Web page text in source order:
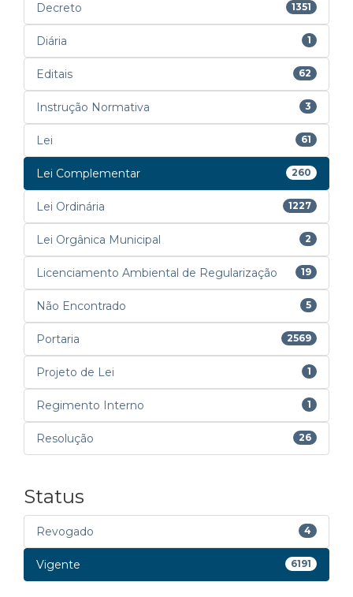
Decreto 1351
Diária 1
Editais 62
Instrução Normativa 3
Lei 61
Lei Complementar 260
Lei Ordinária 1227
Lei Orgânica Municipal 2
Licenciamento Ambiental de Regularização 19
Não Encontrado 5
Portaria 2569
Projeto de Lei 1
Regimento Interno 1
Resolução 26
Status
Revogado 4
Vigente 6191